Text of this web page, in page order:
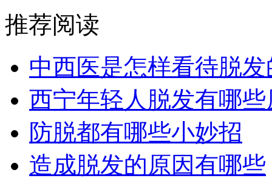
推荐阅读
中西医是怎样看待脱
西宁年轻人脱发有哪些
防脱都有哪些小妙招
造成脱发的原因有哪些